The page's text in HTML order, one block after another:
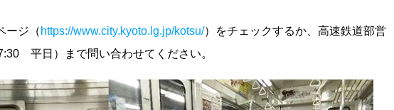
ージ（ https://www.city.kyoto.lg.jp/kotsu/）をチェックするか、高速鉄道部営
平日）まで問い合わせてください。